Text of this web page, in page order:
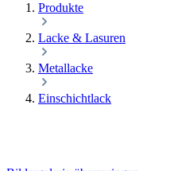
Produkte
Lacke & Lasuren
Metallacke
Einschichtlack